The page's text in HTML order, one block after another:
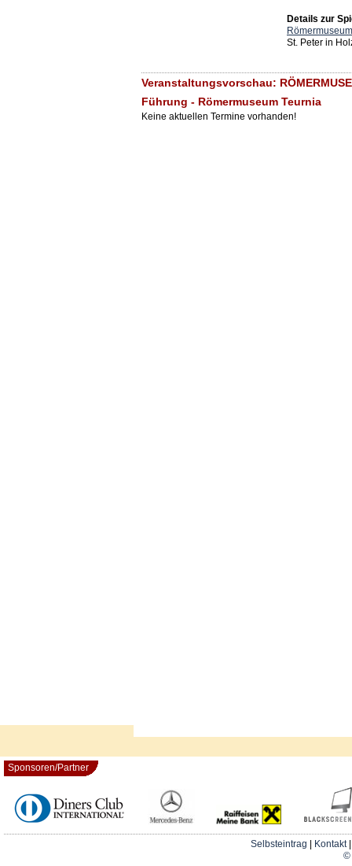
Details zur
St. Peter in
Veranstaltungsvorschau:
Führung - Römermuseum Teurnia
Keine aktuellen Termine vorhanden!
Sponsoren/Partner
Selbsteintrag Kontakt
©